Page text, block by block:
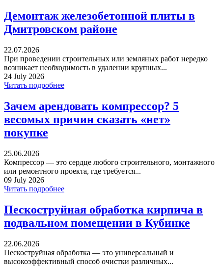
Демонтаж железобетонной плиты в
Дмитровском районе
22.07.2026
При проведении строительных или земляных работ нередко
возникает необходимость в удалении крупных...
24 July 2026
Читать подробнее
Зачем арендовать компрессор? 5
весомых причин сказать «нет»
покупке
25.06.2026
Компрессор — это сердце любого строительного, монтажного
или ремонтного проекта, где требуется...
09 July 2026
Читать подробнее
Пескоструйная обработка кирпича в
подвальном помещении в Кубинке
22.06.2026
Пескоструйная обработка — это универсальный и
высокоэффективный способ очистки различных...